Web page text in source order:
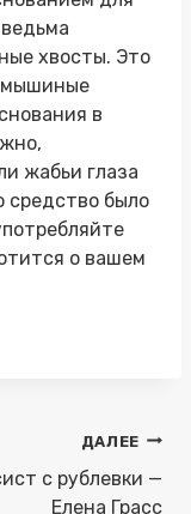
хвосты. Это
мышиные
в
жабьи глаза
средство было
о вашем
ДАЛЕЕ
с рублевки —
Елена Грасс